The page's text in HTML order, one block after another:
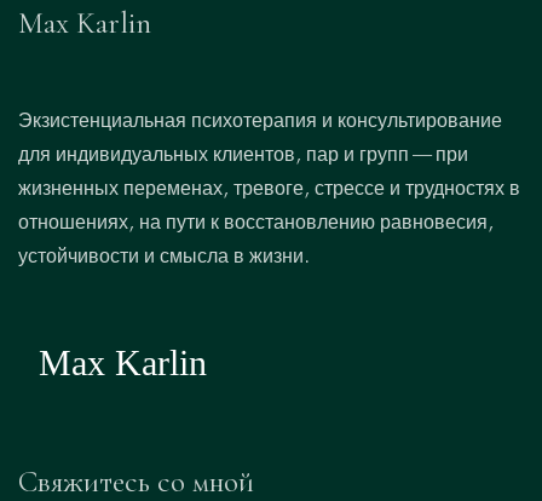
Max Karlin
Экзистенциальная психотерапия и консультирование
для индивидуальных клиентов, пар и групп — при
жизненных переменах, тревоге, стрессе и трудностях в
отношениях, на пути к восстановлению равновесия,
устойчивости и смысла в жизни.
Свяжитесь со мной